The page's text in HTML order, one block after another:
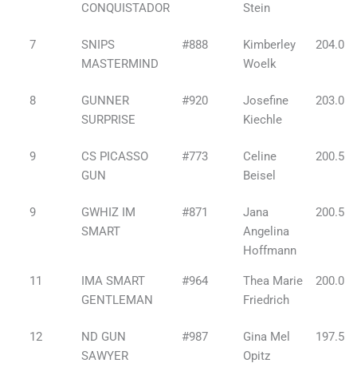
CONQUISTADOR
Stein
7
SNIPS
MASTERMIND
#888
Kimberley
Woelk
204.0
8
GUNNER
SURPRISE
#920
Josefine
Kiechle
203.0
9
CS PICASSO
GUN
#773
Celine
Beisel
200.5
9
GWHIZ IM
SMART
#871
Jana
Angelina
Hoffmann
200.5
11
IMA SMART
GENTLEMAN
#964
Thea Marie
Friedrich
200.0
12
ND GUN
SAWYER
#987
Gina Mel
Opitz
197.5